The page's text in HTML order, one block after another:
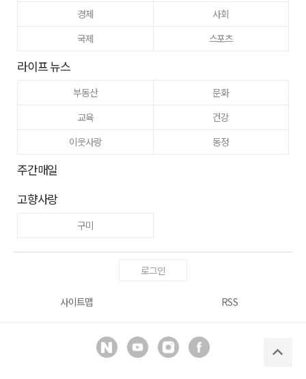
경제
사회
국제
스포츠
라이프 뉴스
부동산
문화
교육
건강
이웃사랑
동정
주간매일
고향사랑
구미
로그인
사이트맵 RSS